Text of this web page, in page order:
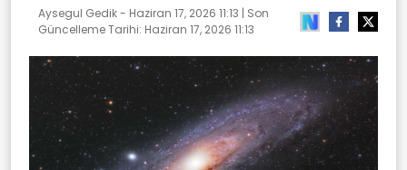
Aysegul Gedik - Haziran 17, 2026 11:13 | Son
Güncelleme Tarihi: Haziran 17, 2026 11:13